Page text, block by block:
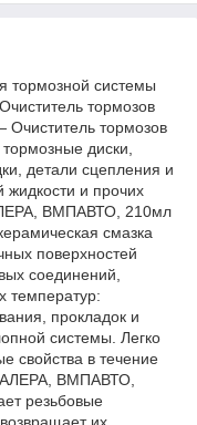
тормозной системы
тормозов
тормозов
диски,
детали сцепления и
жидкости и прочих
ВМПАВТО, 210мл
смазка
поверхностей
соединений,
температур:
прокладок и
системы. Легко
свойства в течение
ВМПАВТО,
резьбовые
их